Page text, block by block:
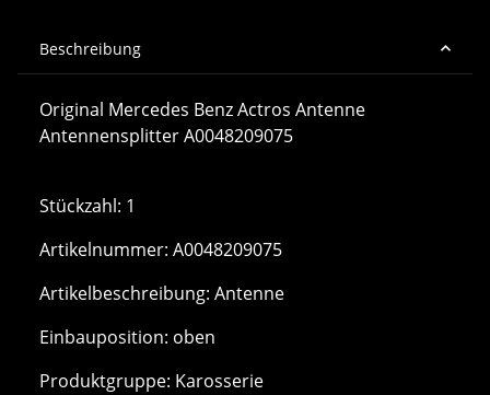
Beschreibung
Original Mercedes Benz Actros Antenne
Antennensplitter A0048209075
Stückzahl: 1
Artikelnummer: A0048209075
Artikelbeschreibung: Antenne
Einbauposition: oben
Produktgruppe: Karosserie